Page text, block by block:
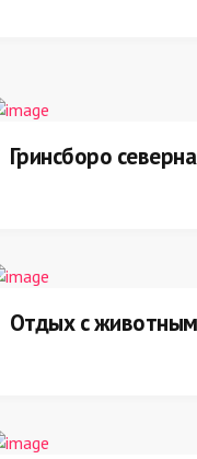
Гринсборо
Отдых с